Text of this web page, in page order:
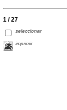
1 / 27
seleccionar
imprimir